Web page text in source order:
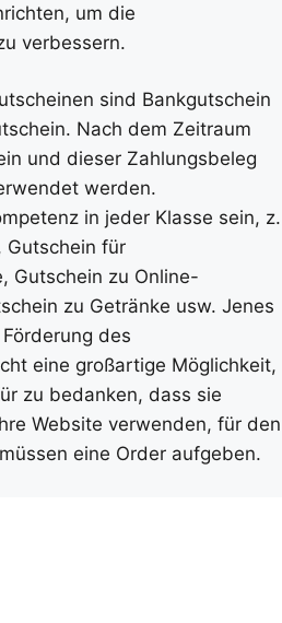
um die
verbessern.
sind Bankgutschein
Nach dem Zeitraum
und dieser Zahlungsbeleg
werden.
in jeder Klasse sein, z.
Gutschein für
Gutschein zu Online-
zu Getränke usw. Jenes
des
eine großartige Möglichkeit,
zu bedanken, dass sie
Website verwenden, für den
eine Order aufgeben.